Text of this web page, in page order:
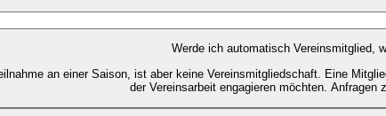
Werde ich automatisch Vereinsmitglied,
an einer Saison, ist aber keine Vereinsmitgliedschaft. Eine
der Vereinsarbeit engagieren möchten.